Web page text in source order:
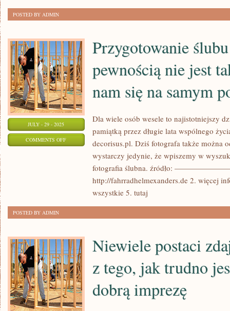
WŁAŚCIWIE
NAGLE
POSTED BY ADMIN
JULY - 29 - 2025
COMMENTS OFFON
JEST
TAKIE
ŁATWE,
JAK
NAM
SIĘ
Przygotowanie
pewnością nie jest
nam się na samym
Dla wiele osób wesele to najistotniejszy
pamiątką przez długie lata wspólnego
decorisus.pl. Dziś fotografa także można
wystarczy jedynie, że wpiszemy w
fotografia ślubna. źródło:
http://fahrradhelmexanders.de 2. więcej
wszystkie 5. tutaj
POSTED BY ADMIN
Niewiele postaci
z tego, jak trudno
dobrą imprezę